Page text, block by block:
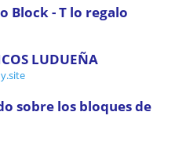
Block - T lo regalo
LUDUEÑA
sobre los bloques de